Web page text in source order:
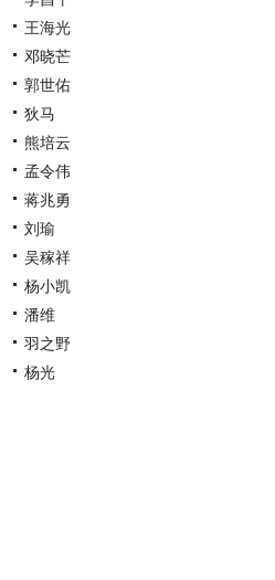
王海光
邓晓芒
郭世佑
狄马
熊培云
孟令伟
蒋兆勇
刘瑜
吴稼祥
杨小凯
潘维
羽之野
杨光